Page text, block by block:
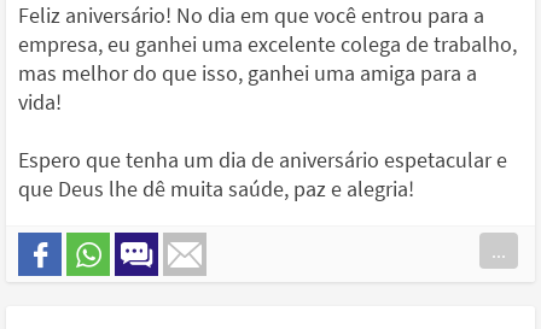
Feliz aniversário! No dia em que você entrou para a
empresa, eu ganhei uma excelente colega de trabalho,
mas melhor do que isso, ganhei uma amiga para a
vida!
Espero que tenha um dia de aniversário espetacular e
que Deus lhe dê muita saúde, paz e alegria!
...